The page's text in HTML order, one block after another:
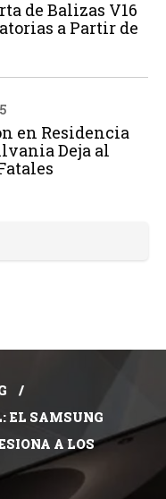
de Balizas V16
a Partir de
en Residencia
Deja al
EL SAMSUNG
A LOS